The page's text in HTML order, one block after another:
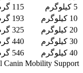
5 کیلوگرم
115 گرم
10 کیلوگرم
193 گرم
20 کیلوگرم
325 گرم
30 کیلوگرم
440 گرم
40 کیلوگرم
546 گرم
Canin Mobility Support